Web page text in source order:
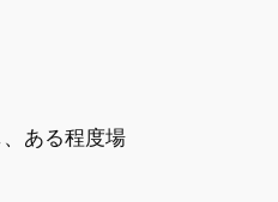
ある程度場